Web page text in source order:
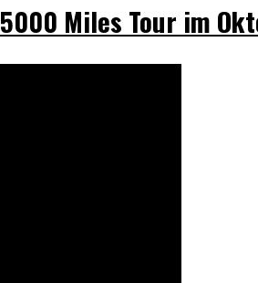
Miles Tour im